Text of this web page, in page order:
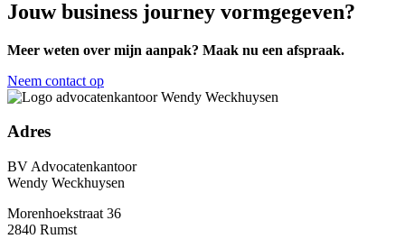
Jouw business journey vormgegeven?
Meer weten over mijn aanpak? Maak nu een afspraak.
Neem contact op
Adres
BV Advocatenkantoor
Wendy Weckhuysen
Morenhoekstraat 36
2840 Rumst